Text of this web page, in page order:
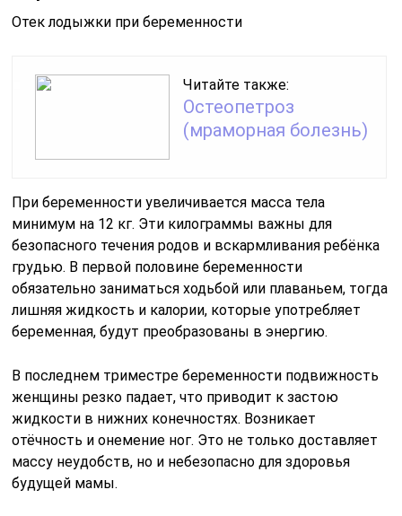
Отек лодыжки при беременности
Читайте также:
Остеопетроз
(мраморная болезнь)
При беременности увеличивается масса тела
минимум на 12 кг. Эти килограммы важны для
безопасного течения родов и вскармливания ребёнка
грудью. В первой половине беременности
обязательно заниматься ходьбой или плаваньем, тогда
лишняя жидкость и калории, которые употребляет
беременная, будут преобразованы в энергию.
В последнем триместре беременности подвижность
женщины резко падает, что приводит к застою
жидкости в нижних конечностях. Возникает
отёчность и онемение ног. Это не только доставляет
массу неудобств, но и небезопасно для здоровья
будущей мамы.